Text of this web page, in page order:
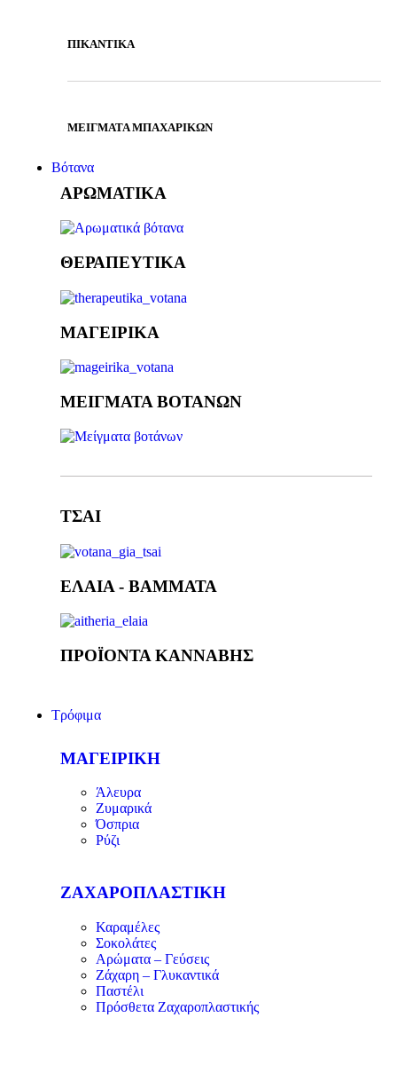
ΠΙΚΑΝΤΙΚΑ
ΜΕΙΓΜΑΤΑ ΜΠΑΧΑΡΙΚΩΝ
Βότανα
ΑΡΩΜΑΤΙΚΑ
ΘΕΡΑΠΕΥΤΙΚΑ
ΜΑΓΕΙΡΙΚΑ
ΜΕΙΓΜΑΤΑ ΒΟΤΑΝΩΝ
ΤΣΑΙ
ΕΛΑΙΑ - ΒΑΜΜΑΤΑ
ΠΡΟΪΟΝΤΑ ΚΑΝΝΑΒΗΣ
Τρόφιμα
ΜΑΓΕΙΡΙΚΗ
Άλευρα
Ζυμαρικά
Όσπρια
Ρύζι
ΖΑΧΑΡΟΠΛΑΣΤΙΚΗ
Καραμέλες
Σοκολάτες
Αρώματα – Γεύσεις
Ζάχαρη – Γλυκαντικά
Παστέλι
Πρόσθετα Ζαχαροπλαστικής